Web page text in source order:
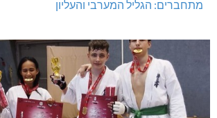
מתחברים: הגליל המערבי והעליון